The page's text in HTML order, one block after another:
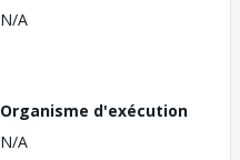
N/A
Organisme d'exécution
N/A